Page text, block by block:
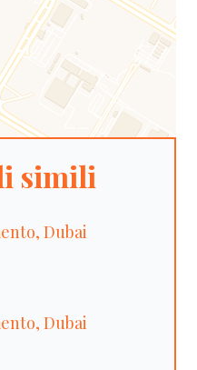
simili
Dubai
Dubai